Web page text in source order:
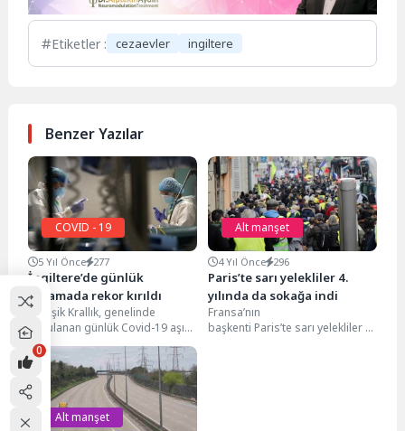
Etiketler : cezaevler ingiltere
Benzer Yazılar
COVID - 19
5 Yıl Önce 277
İngiltere’de günlük
aşılamada rekor kırıldı
Birleşik Krallık, genelinde
uygulanan günlük Covid-19 aşı
dozlarının sayısı rekor seviyeye
ulaştı. Son 24 saatte...
Alt manşet
4 Yıl Önce 296
Paris’te sarı yelekliler 4.
yılında da sokağa indi
Fransa’nın
başkenti Paris’te sarı yelekliler
Alt manşet
0